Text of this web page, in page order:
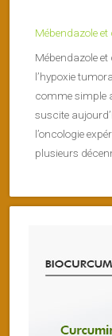
Mébendazole
Mébendazole
l’hypoxie
comme simple
suscite
l’oncologie
plusieurs